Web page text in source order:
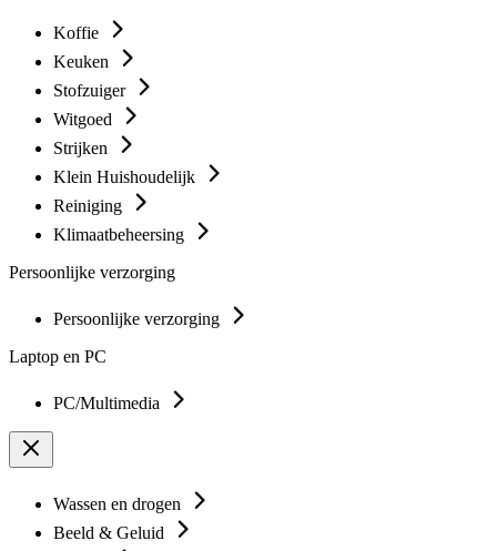
Koffie
Keuken
Stofzuiger
Witgoed
Strijken
Klein Huishoudelijk
Reiniging
Klimaatbeheersing
Persoonlijke verzorging
Persoonlijke verzorging
Laptop en PC
PC/Multimedia
Wassen en drogen
Beeld & Geluid